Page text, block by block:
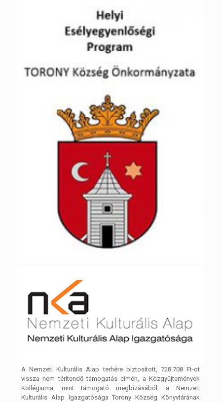
A Nemzeti Kulturális Alap terhére biztosított, 728.708 Ft-ot
vissza nem térítendő támogatás címén, a Közgyűjtemények
Kollégiuma, mint támogató megbízásából, a Nemzeti
Kulturális Alap Igazgatósága Torony Község Könyvtárának